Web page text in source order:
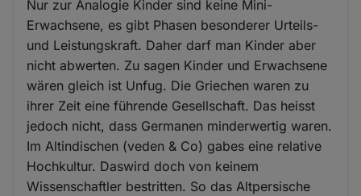
Nur zur Analogie Kinder sind keine Mini-
Erwachsene, es gibt Phasen besonderer Urteils-
und Leistungskraft. Daher darf man Kinder aber
nicht abwerten. Zu sagen Kinder und Erwachsene
wären gleich ist Unfug. Die Griechen waren zu
ihrer Zeit eine führende Gesellschaft. Das heisst
jedoch nicht, dass Germanen minderwertig waren.
Im Altindischen (veden & Co) gabes eine relative
Hochkultur. Daswird doch von keinem
Wissenschaftler bestritten. So das Altpersische